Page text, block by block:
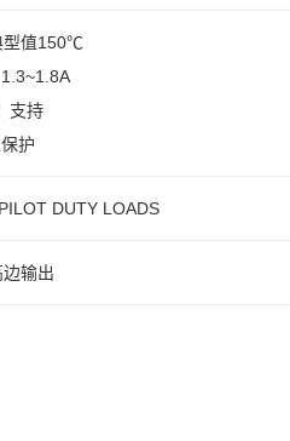
型值150℃
支持
护
DUTY LOADS
输出